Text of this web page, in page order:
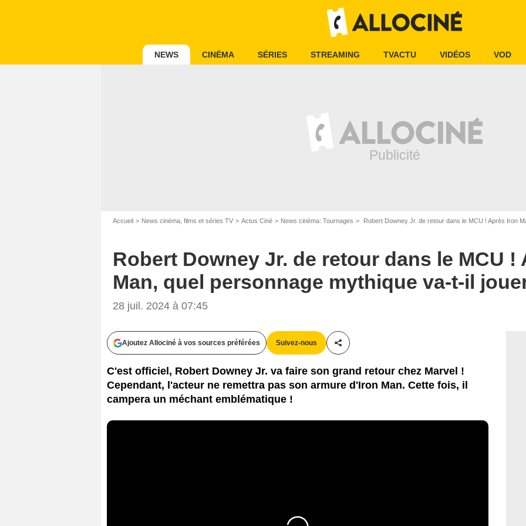
NEWS CINÉMA SÉRIES STREAMING TVACTU VIDÉOS VOD
Accueil News cinéma, films et séries TV Actus Ciné News cinéma: Tournages Robert Downey Jr. de retour dans le MCU ! Après Iron
Robert Downey Jr. de retour dans le MCU !
Man, quel personnage mythique va-t-il
28 juil. 2024 à 07:45
Ajoutez Allociné à vos sources préférées Suivez-nous
Partager cet article
C'est officiel, Robert Downey Jr. va faire son grand retour chez Marvel !
Cependant, l'acteur ne remettra pas son armure d'Iron Man. Cette fois, il
campera un méchant emblématique !